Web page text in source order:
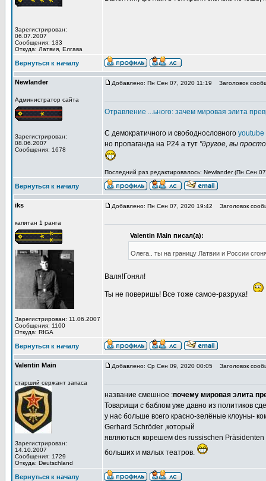
Зарегистрирован:
06.07.2007
Сообщения: 133
Откуда: Латвия, Елгава
Вернуться к началу
Newlander
Администратор сайта
Зарегистрирован:
08.06.2007
Сообщения: 1678
Добавлено: Пн Сен 07, 2020 11:19 Заголовок
Отравление ...ьного: зачем мировая элита
C демократичного и свободнословного youtube
но пропаганда на Р24 а тут "другое, вы
Последний раз редактировалось: Newlander (Пн Сен
Вернуться к началу
iks
капитан 1 ранга
Зарегистрирован: 11.06.2007
Сообщения: 1100
Откуда: RIGA
Добавлено: Пн Сен 07, 2020 19:42 Заголовок
Valentin Main писал(а):
Олега.. ты на границу Латвии и России
Валя!Гонял!
Ты не поверишь! Все тоже самое-разруха!
Вернуться к началу
Valentin Main
старший сержант запаса
Зарегистрирован:
14.10.2007
Сообщения: 1729
Откуда: Deutschland
Добавлено: Ср Сен 09, 2020 00:05 Заголовок
название смешное :почему мировая элита
Товарищи с баблом уже давно из политиков
у нас больше всего красно-зелёные клоуны-
Gerhard Schröder ,который
являються корешем des russischen
больших и малых театров.
Вернуться к началу